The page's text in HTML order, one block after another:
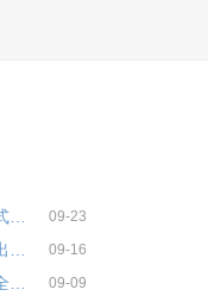
汇通智能出入管理系统一站式解决... 09-23
09-16
09-09